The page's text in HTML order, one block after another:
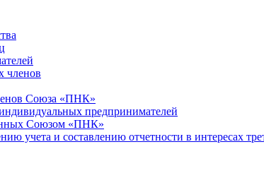
членов
Союза «ПНК»
предпринимателей
Союзом «ПНК»
учета и составлению отчетности в интересах